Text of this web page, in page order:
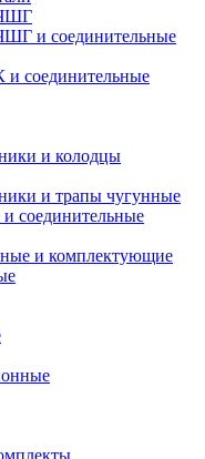
и соединительные
соединительные
и колодцы
и трапы чугунные
соединительные
и комплектующие